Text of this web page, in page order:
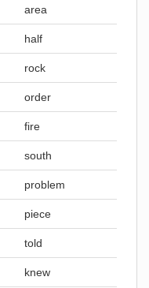
area
half
rock
order
fire
south
problem
piece
told
knew